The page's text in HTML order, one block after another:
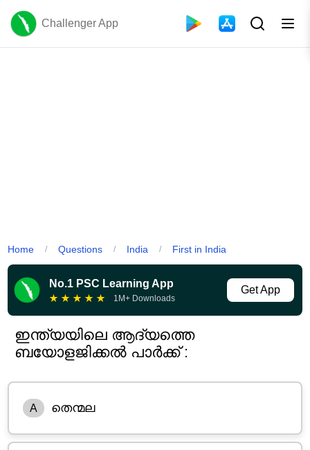
Challenger App
Home / Questions / India / First in India
No.1 PSC Learning App
★ ★ ★ ★ ★ 1M+ Downloads
Get App
ഇന്ത്യയിലെ ആദ്യത്തെ
ബയോളജിക്കൽ പാർക്ക് :
A തെന്മല